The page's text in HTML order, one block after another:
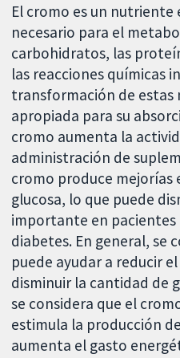
El cromo es un
necesario para el
carbohidratos, las
las reacciones químicas
transformación de estas
apropiada para su
cromo aumenta la
administración de
cromo produce mejorías
glucosa, lo que puede
importante en pacientes
diabetes. En general, se
puede ayudar a reducir
disminuir la cantidad de
se considera que el
estimula la producción
aumenta el gasto